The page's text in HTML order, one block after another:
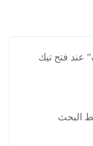
عند فتح تيك
البحث